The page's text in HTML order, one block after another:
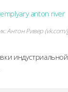
Антон Ривер